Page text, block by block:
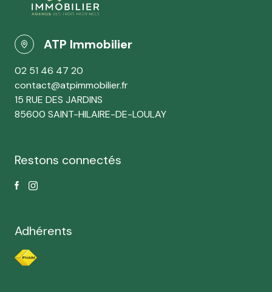
ATP Immobilier
02 51 46 47 20
contact@atpimmobilier.fr
15 RUE DES JARDINS
85600 SAINT-HILAIRE-DE-LOULAY
Restons connectés
Adhérents